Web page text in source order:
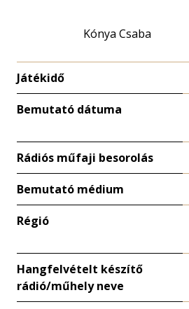
Kónya Csaba
Játékidő
Bemutató dátuma
Rádiós műfaji besorolás
Bemutató médium
Régió
Hangfelvételt készítő
rádió/műhely neve